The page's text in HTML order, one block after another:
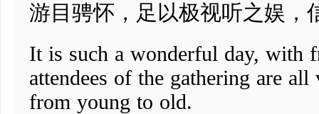
游目骋怀，足以极视听之娱，
It is such a wonderful day, with
attendees of the gathering are
from young to old.